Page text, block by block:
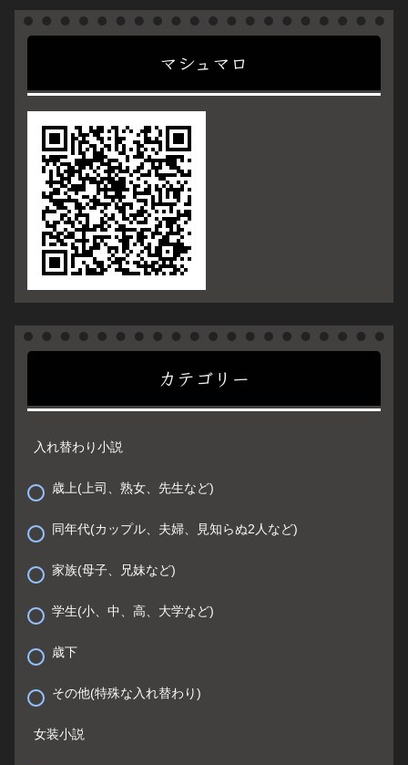
マシュマロ
カテゴリー
入れ替わり小説
歳上(上司、熟女、先生など)
同年代(カップル、夫婦、見知らぬ2人など)
家族(母子、兄妹など)
学生(小、中、高、大学など)
歳下
その他(特殊な入れ替わり)
女装小説